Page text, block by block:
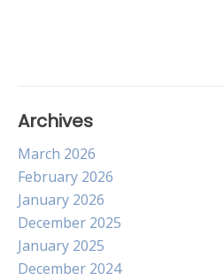
Archives
March 2026
February 2026
January 2026
December 2025
January 2025
December 2024